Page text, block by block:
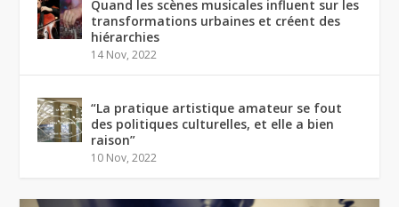
Quand les scènes musicales influent sur les
transformations urbaines et créent des
hiérarchies
14 Nov, 2022
“La pratique artistique amateur se fout
des politiques culturelles, et elle a bien
raison”
10 Nov, 2022